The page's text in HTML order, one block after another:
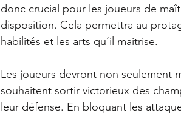
donc crucial pour les joueurs de
disposition. Cela permettra au
habilités et les arts qu’il maitrise.
Les joueurs devront non seulement
souhaitent sortir victorieux des
leur défense. En bloquant les